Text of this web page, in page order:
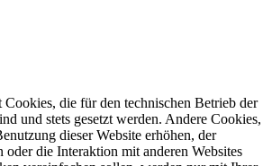
Cookies, die für den technischen Betrieb der
und stets gesetzt werden. Andere Cookies,
dieser Website erhöhen, der
die Interaktion mit anderen Websites